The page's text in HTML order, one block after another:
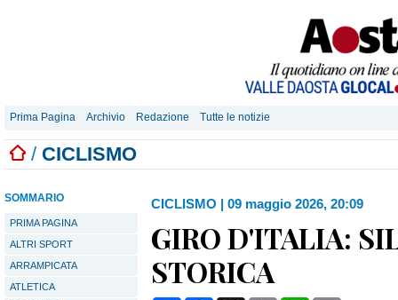
Prima Pagina Archivio Redazione Tutte le notizie
/ CICLISMO
SOMMARIO
PRIMA PAGINA
ALTRI SPORT
ARRAMPICATA
ATLETICA
CICLISMO | 09 maggio 2026, 20:09
GIRO D'ITALIA:
STORICA